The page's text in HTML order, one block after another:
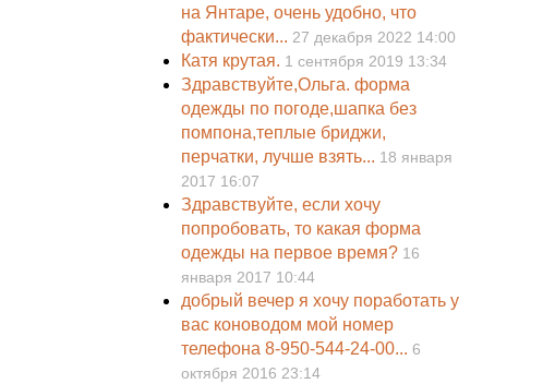
на Янтаре, очень удобно, что
фактически... 27 декабря 2022 14:00
Катя крутая. 1 сентября 2019 13:34
Здравствуйте,Ольга. форма
одежды по погоде,шапка без
помпона,теплые бриджи,
перчатки, лучше взять... 18 января
2017 16:07
Здравствуйте, если хочу
попробовать, то какая форма
одежды на первое время? 16
января 2017 10:44
добрый вечер я хочу поработать у
вас коноводом мой номер
телефона 8-950-544-24-00... 6
октября 2016 23:14